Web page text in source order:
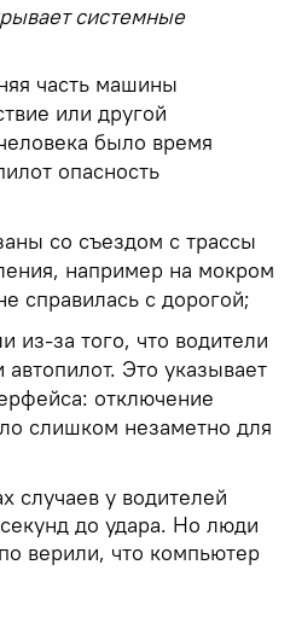
системные
часть машины
или другой
было время
опасность
со съездом с трассы
например на мокром
справилась с дорогой;
из-за того, что водители
Это указывает
отключение
слишком незаметно для
случаев у водителей
до удара. Но люди
верили, что компьютер